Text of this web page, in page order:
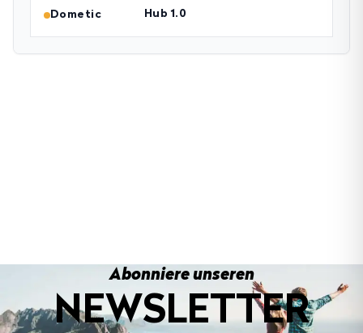
Dometic Hub 1.0
Abonniere unseren
NEWSLETTER